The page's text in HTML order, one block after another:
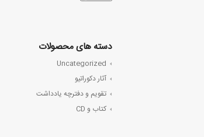
دسته های محصولات
Uncategorized
آثار دکوراتیو
تقویم و دفترچه یادداشت
کتاب و CD